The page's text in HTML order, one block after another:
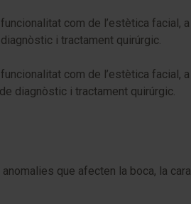
com de l’estètica
i tractament quirúrgic.
com de l’estètica
diagnòstic i tractament quirúrgic.
que afecten la boca, la